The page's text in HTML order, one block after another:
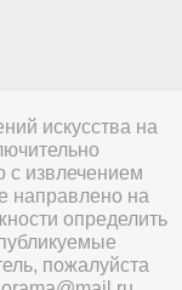
искусства на
с извлечением
направлено на
определить
пожалуйста